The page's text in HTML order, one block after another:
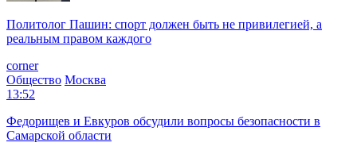
Политолог Пашин: спорт должен быть не привилегией, а
реальным правом каждого
corner
Общество Москва
13:52
Федорищев и Евкуров обсудили вопросы безопасности в
Самарской области